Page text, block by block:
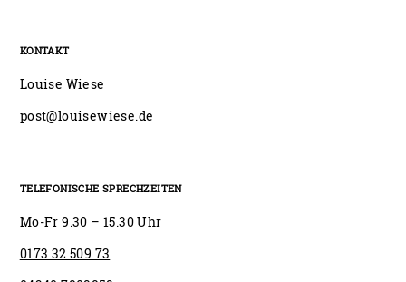
KONTAKT
Louise Wiese
post@louisewiese.de
TELEFONISCHE SPRECHZEITEN
Mo-Fr 9.30 – 15.30 Uhr
0173 32 509 73